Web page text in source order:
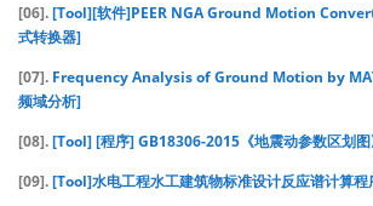
[06].[Tool][软件]PEER NGA Ground Motion
式转换器]
[07]. Frequency Analysis of Ground Motion by
频域分析]
[08].[Tool] [程序] GB18306-2015《地震动参数区划
[09].[Tool]水电工程水工建筑物标准设计反应谱计算